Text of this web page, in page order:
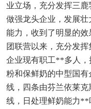
业立场，充分发挥三
做强龙头企业，发展
能力，收到了明显的
团联营以来，充分发
企业现有职工**多人
粉和保鲜奶的中型国
线，四条由芬兰依莱
线，日处理鲜奶能力